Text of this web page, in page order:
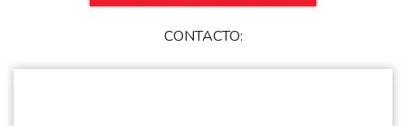
CONTACTO: